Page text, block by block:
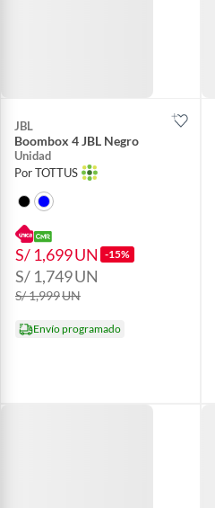
JBL
Boombox 4 JBL Negro
Unidad
Por TOTTUS
S/ 1,699UN -15%
S/ 1,749UN
S/ 1,999UN
Envío programado